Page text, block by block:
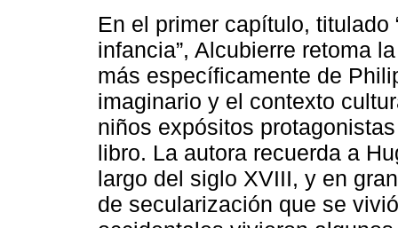
En el primer capítulo,
infancia”, Alcubierre retoma
más específicamente de
imaginario y el contexto
niños expósitos
libro. La autora recuerda a
largo del siglo XVIII, y en
de secularización que se